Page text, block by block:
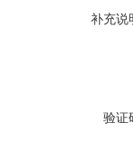
补充说
验证